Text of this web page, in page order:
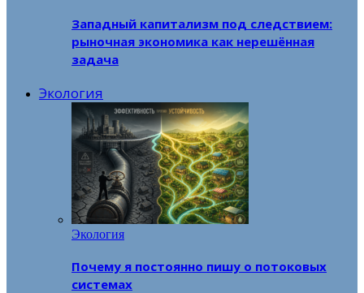
Западный капитализм под следствием:
рыночная экономика как нерешённая
задача
Экология
Экология
Почему я постоянно пишу о потоковых
системах